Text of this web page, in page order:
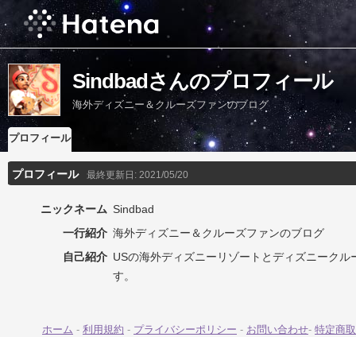
Sindbadさんのプロフィール
海外ディズニー＆クルーズファンのブログ
プロフィール
プロフィール 最終更新日: 2021/05/20
ニックネーム Sindbad
一行紹介 海外ディズニー＆クルーズファンのブログ
自己紹介 USの海外ディズニーリゾートとディズニーク
す。
ホーム - 利用規約 - プライバシーポリシー - お問い合わせ- 特定商